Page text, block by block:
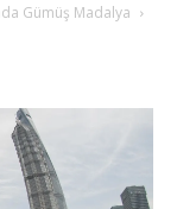
Gümüş Madalya